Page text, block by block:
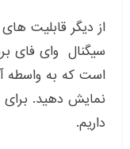
است که به واسطه
نمایش دهید. برای
داریم.